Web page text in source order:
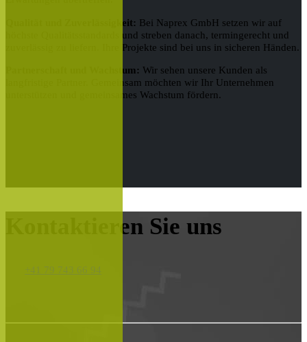
Qualität und Zuverlässigkeit: Bei Naprex GmbH setzen wir auf
höchste Qualitätsstandards und streben danach, termingerecht und
zuverlässig zu liefern. Ihre Projekte sind bei uns in sicheren Händen.
Partnerschaft und Wachstum: Wir sehen unsere Kunden als
langfristige Partner. Gemeinsam möchten wir Ihr Unternehmen
unterstützen und gemeinsames Wachstum fördern.
Kontaktieren Sie uns
+41 79 743 66 94